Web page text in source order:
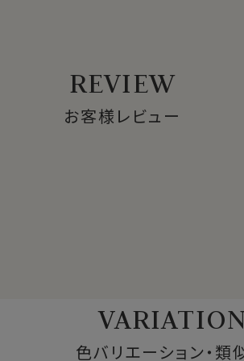
REVIEW
お客様レビュー
色バリエーション・類